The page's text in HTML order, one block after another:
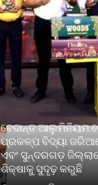
ବେଦାନ୍ତ ଆଲୁମିନିୟମ
ପ୍ରକଳ୍ପ ବିଦ୍ୟା
ଏବଂ ସୁନ୍ଦରଗଡ଼
ଶିକ୍ଷାକୁ ସୁଦୃଢ଼ କରୁଛି